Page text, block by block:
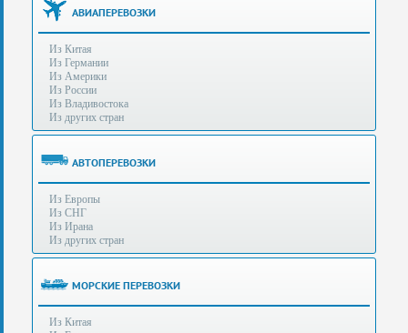
(495)
788-
Бесплатные
консультации
(Без
выходных
8:00
до
21:30)
Таможенное
оформление
96-62
+7 (925) 104-
15-94
e-mail:info@s-standard.ru
АВИАПЕРЕВОЗКИ
Из Китая
Из Германии
Из Америки
Из России
Из Владивостока
Из других стран
АВТОПЕРЕВОЗКИ
Из Европы
Из СНГ
Из Ирана
Из других стран
МОРСКИЕ ПЕРЕВОЗКИ
Из Китая